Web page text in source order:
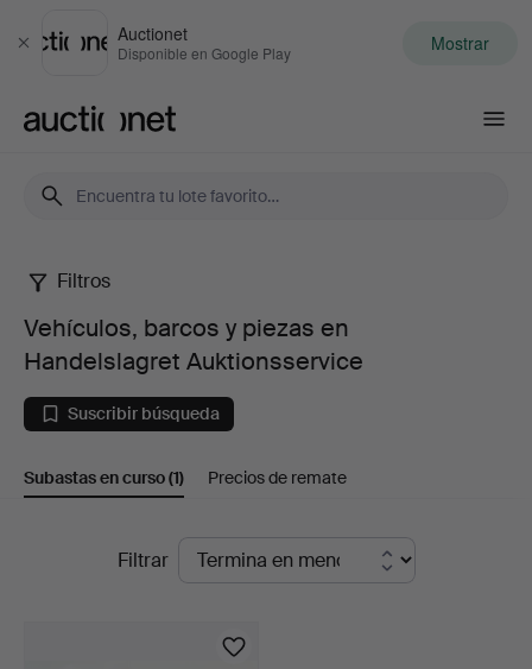
Cerrar
Auctionet
Disponible en Google Play Mostrar
Vehículos,
barcos
piezas
Handelslagret
Auktionsservice
Filtros
Vehículos, barcos y piezas en
Handelslagret Auktionsservice
Suscribir búsqueda
Subastas en curso(1) Precios de remate
SubastasFiltrar